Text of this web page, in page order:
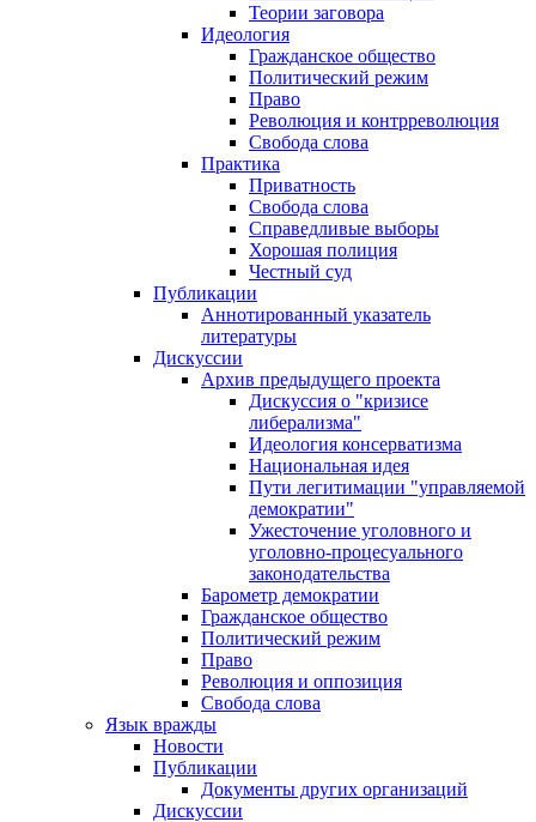
Теории заговора
Идеология
Гражданское общество
Политический режим
Право
Революция и контрреволюция
Свобода слова
Практика
Приватность
Свобода слова
Справедливые выборы
Хорошая полиция
Честный суд
Публикации
Аннотированный указатель
литературы
Дискуссии
Архив предыдущего проекта
Дискуссия о "кризисе
либерализма"
Идеология консерватизма
Национальная идея
Пути легитимации "управляемой
демократии"
Ужесточение уголовного и
уголовно-процесуального
законодательства
Барометр демократии
Гражданское общество
Политический режим
Право
Революция и оппозиция
Свобода слова
Язык вражды
Новости
Публикации
Документы других организаций
Дискуссии